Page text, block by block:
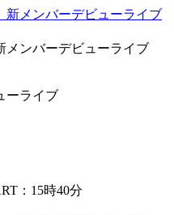
メンバーデビューライブ
ーライブ
：15時40分